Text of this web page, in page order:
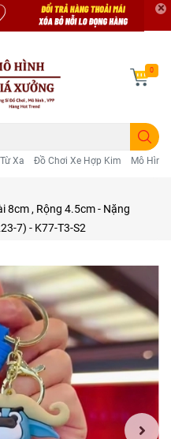
Xa Đồ Chơi Xe Hợp Kim Mô Hình
0
8cm , Rộng 4.5cm - Nặng
7) - K77-T3-S2